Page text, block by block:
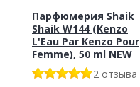
Парфюмерия Shaik
Shaik W144 (Kenzo
L'Eau Par Kenzo Pour
Femme), 50 ml NEW
2 отзыва